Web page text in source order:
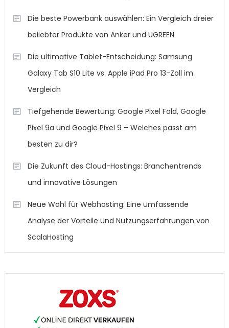
Die beste Powerbank auswählen: Ein Vergleich dreier
beliebter Produkte von Anker und UGREEN
Die ultimative Tablet-Entscheidung: Samsung
Galaxy Tab S10 Lite vs. Apple iPad Pro 13-Zoll im
Vergleich
Tiefgehende Bewertung: Google Pixel Fold, Google
Pixel 9a und Google Pixel 9 – Welches passt am
besten zu dir?
Die Zukunft des Cloud-Hostings: Branchentrends
und innovative Lösungen
Neue Wahl für Webhosting: Eine umfassende
Analyse der Vorteile und Nutzungserfahrungen von
ScalaHosting